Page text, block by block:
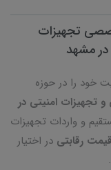
تجهیزات
در مشهد
امنیتی در
و واردات تجهیزات
قیمت رقابتی در اختیار